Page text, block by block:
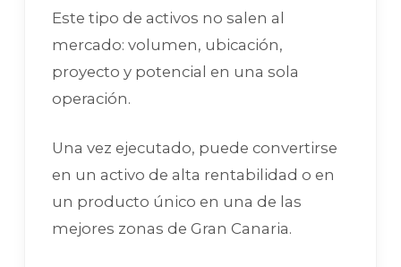
Este tipo de activos no salen al
mercado: volumen, ubicación,
proyecto y potencial en una sola
operación.
Una vez ejecutado, puede convertirse
en un activo de alta rentabilidad o en
un producto único en una de las
mejores zonas de Gran Canaria.